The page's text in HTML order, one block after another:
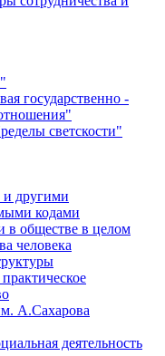
государственно -
светскости"
другими
кодами
в обществе в целом
человека
А.Сахарова
деятельность